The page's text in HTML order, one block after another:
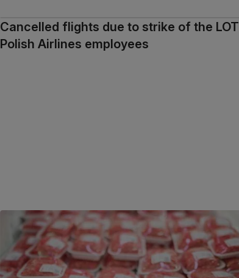
Cancelled flights due to strike of the LOT
Polish Airlines employees